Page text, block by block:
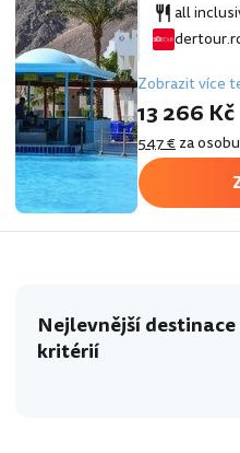
all
Zobrazit více
13 266 Kč
547 €za osobu
Nejlevnější
kritérií